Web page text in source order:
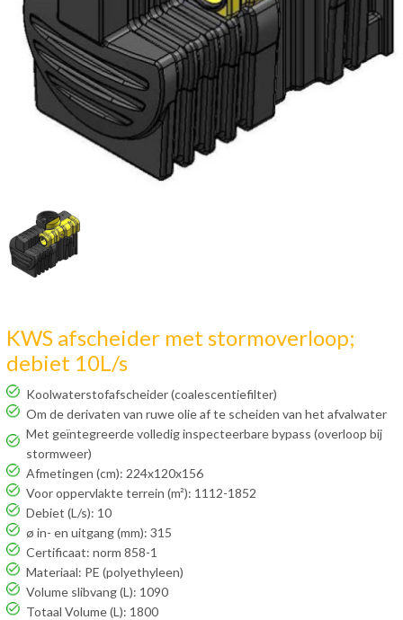
KWS afscheider met stormoverloop;
debiet 10L/s
Koolwaterstofafscheider (coalescentiefilter)
Om de derivaten van ruwe olie af te scheiden van het afvalwater
Met geïntegreerde volledig inspecteerbare bypass (overloop bij
stormweer)
Afmetingen (cm): 224x120x156
Voor oppervlakte terrein (m²): 1112-1852
Debiet (L/s): 10
ø in- en uitgang (mm): 315
Certificaat: norm 858-1
Materiaal: PE (polyethyleen)
Volume slibvang (L): 1090
Totaal Volume (L): 1800